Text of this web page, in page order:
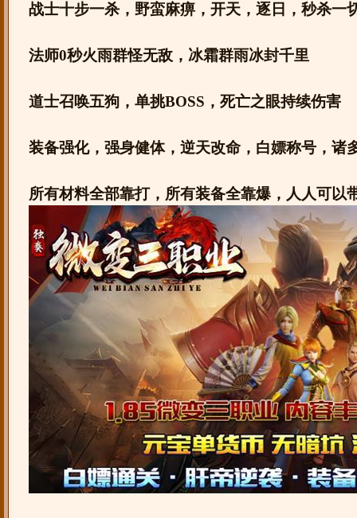
战士十步一杀，野蛮麻痹，开天，逐日，秒杀一
法师0秒火雨群怪无敌，冰霜群雨冰封千里
道士召唤五狗，单挑BOSS，死亡之眼持续伤害
装备强化，强身健体，逆天改命，白嫖称号，诸
所有材料全部靠打，所有装备全靠爆，人人可以